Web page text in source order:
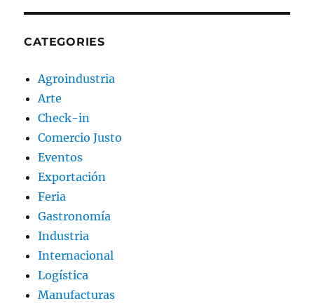
CATEGORIES
Agroindustria
Arte
Check-in
Comercio Justo
Eventos
Exportación
Feria
Gastronomía
Industria
Internacional
Logística
Manufacturas